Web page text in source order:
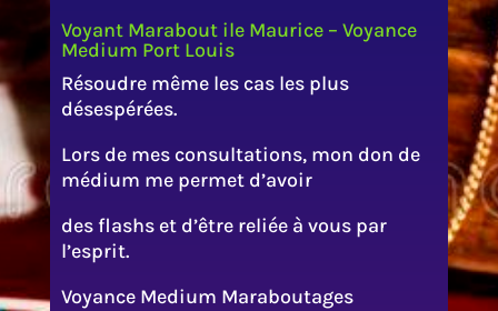
Voyant Marabout ile Maurice – Voyance
Medium Port Louis
Résoudre même les cas les plus
désespérées.
Lors de mes consultations, mon don de
médium me permet d’avoir
des flashs et d’être reliée à vous par
l’esprit.
Voyance Medium Maraboutages